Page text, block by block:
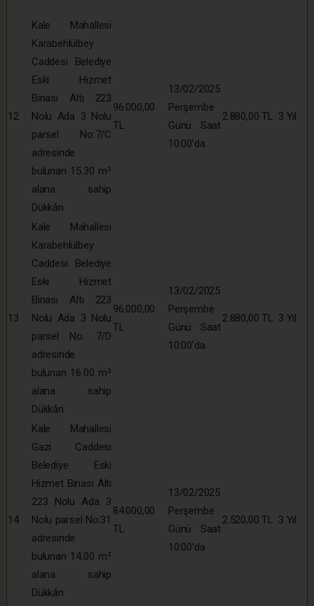
12
Kale Mahallesi
Karabehlülbey
Caddesi Belediye
Eski Hizmet
Binası Altı 223
Nolu Ada 3 Nolu
parsel No:7/C
adresinde
bulunan 15.30 m²
alana sahip
Dükkân
96.000,00
TL
13/02/2025
Perşembe
Günü Saat
10:00’da
2.880,00 TL 3 Yıl
13
Kale Mahallesi
Karabehlülbey
Caddesi Belediye
Eski Hizmet
Binası Altı 223
Nolu Ada 3 Nolu
parsel No: 7/D
adresinde
bulunan 16.00 m²
alana sahip
Dükkân
96.000,00
TL
13/02/2025
Perşembe
Günü Saat
10:00’da
2.880,00 TL 3 Yıl
14
Kale Mahallesi
Gazi Caddesi
Belediye Eski
Hizmet Binası Altı
223 Nolu Ada 3
Nolu parsel No:31
adresinde
bulunan 14.00 m²
alana sahip
Dükkân
84.000,00
TL
13/02/2025
Perşembe
Günü Saat
10:00’da
2.520,00 TL 3 Yıl